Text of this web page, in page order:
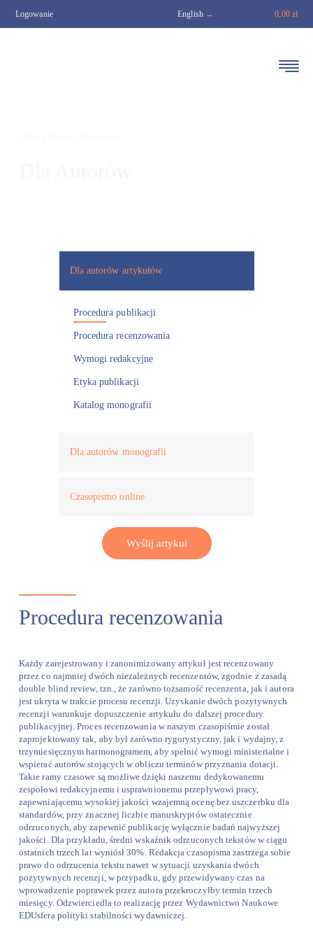
Dla autorów artykułów
Procedura publikacji
Procedura recenzowania
Wymogi redakcyjne
Etyka publikacji
Katalog monografii
Dla autorów monografii
Procedura wydawnicza
Opłaty wydawnicze
Czasopismo online
Wyślij artykuł
Procedura recenzowania
Każdy zarejestrowany i zanonimizowany artykuł jest recenzowany
przez co najmniej dwóch niezależnych recenzentów, zgodnie z zasadą
double blind review, tzn., że zarówno tożsamość recenzenta, jak i autora
jest ukryta w trakcie procesu recenzji. Uzyskanie dwóch pozytywnych
recenzji warunkuje dopuszczenie artykułu do dalszej procedury
publikacyjnej. Proces recenzowania w naszym czasopiśmie został
zaprojektowany tak, aby był zarówno rygorystyczny, jak i wydajny, z
trzymiesięcznym harmonogramem, aby spełnić wymogi ministerialne i
wspierać autorów stojących w obliczu terminów przyznania dotacji.
Takie ramy czasowe są możliwe dzięki naszemu dedykowanemu
zespołowi redakcyjnemu i usprawnionemu przepływowi pracy,
zapewniającemu wysokiej jakości wzajemną ocenę bez uszczerbku dla
standardów, przy znacznej liczbie manuskryptów ostatecznie
odrzuconych, aby zapewnić publikację wyłącznie badań najwyższej
jakości. Dla przykładu, średni wskaźnik odrzuconych tekstów w ciągu
ostatnich trzech lat wyniósł 30%. Redakcja czasopisma zastrzega sobie
prawo do odrzucenia tekstu nawet w sytuacji uzyskania dwóch
pozytywnych recenzji, w przypadku, gdy przewidywany czas na
wprowadzenie poprawek przez autora przekroczyłby termin trzech
miesięcy. Odzwierciedla to realizację przez Wydawnictwo Naukowe
EDUsfera polityki stabilności wydawniczej.